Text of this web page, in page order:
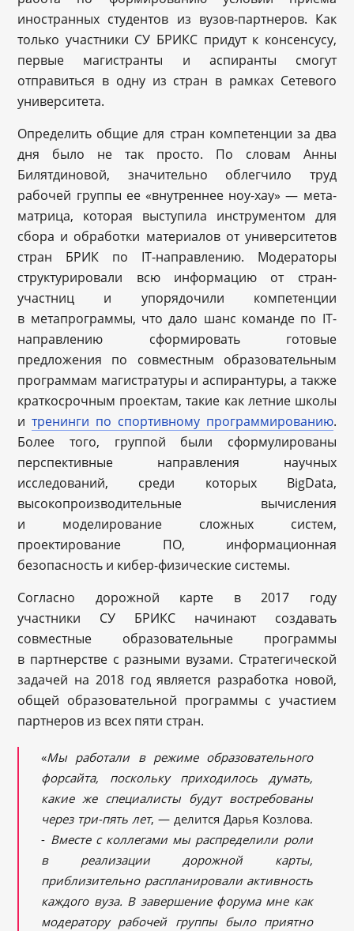
иностранных студентов из вузов-партнеров. Как
только участники СУ БРИКС придут к консенсусу,
первые магистранты и аспиранты смогут
отправиться в одну из стран в рамках Сетевого
университета.
Определить общие для стран компетенции за два
дня было не так просто. По словам Анны
Билятдиновой, значительно облегчило труд
рабочей группы ее «внутреннее ноу-хау» — мета-
матрица, которая выступила инструментом для
сбора и обработки материалов от университетов
стран БРИК по IT-направлению. Модераторы
структурировали всю информацию от стран-
участниц и упорядочили компетенции
в метапрограммы, что дало шанс команде по IT-
направлению сформировать готовые
предложения по совместным образовательным
программам магистратуры и аспирантуры, а также
краткосрочным проектам, такие как летние школы
итренинги по спортивному программированию.
Более того, группой были сформулированы
перспективные направления научных
исследований, среди которых BigData,
высокопроизводительные вычисления
и моделирование сложных систем,
проектирование ПО, информационная
безопасность и кибер-физические системы.
Согласно дорожной карте в 2017 году
участники СУ БРИКС начинают создавать
совместные образовательные программы
в партнерстве с разными вузами. Стратегической
задачей на 2018 год является разработка новой,
общей образовательной программы с участием
партнеров из всех пяти стран.
«Мы работали в режиме образовательного
форсайта, поскольку приходилось думать,
какие же специалисты будут востребованы
через три-пять лет, — делится Дарья Козлова.
- Вместе с коллегами мы распределили роли
в реализации дорожной карты,
приблизительно распланировали активность
каждого вуза. В завершение форума мне как
модератору рабочей группы было приятно